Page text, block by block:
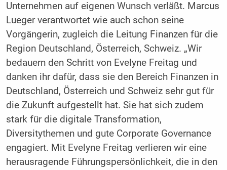
Unternehmen auf eigenen Wunsch verläßt. Marcus
Lueger verantwortet wie auch schon seine
Vorgängerin, zugleich die Leitung Finanzen für die
Region Deutschland, Österreich, Schweiz. „Wir
bedauern den Schritt von Evelyne Freitag und
danken ihr dafür, dass sie den Bereich Finanzen in
Deutschland, Österreich und Schweiz sehr gut für
die Zukunft aufgestellt hat. Sie hat sich zudem
stark für die digitale Transformation,
Diversitythemen und gute Corporate Governance
engagiert. Mit Evelyne Freitag verlieren wir eine
herausragende Führungspersönlichkeit, die in den